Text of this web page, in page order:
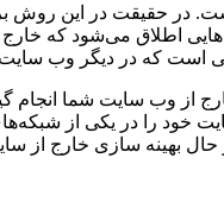
در حقیقت در این روش
اطلاق می‌شود که
است که در دیگر وب
وب سایت شما انجام
را در یکی از
سازی خارج از سایت